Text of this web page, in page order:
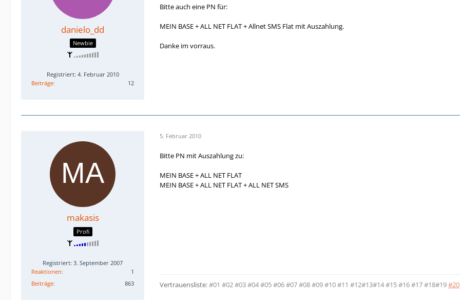
danielo_dd
Newbie
Registriert: 4. Februar 2010
Beiträge
12
Bitte auch eine PN für:
MEIN BASE + ALL NET FLAT + Allnet SMS Flat mit Auszahlung.
Danke im vorraus.
makasis
Profi
Registriert: 3. September 2007
Reaktionen
1
Beiträge
863
5. Februar 2010
Bitte PN mit Auszahlung zu:
MEIN BASE + ALL NET FLAT
MEIN BASE + ALL NET FLAT + ALL NET SMS
Vertrauensliste:#01 #02#03#04#05#06#07#08#09#10#11 #12#13#14#15#16#17#18#19#20